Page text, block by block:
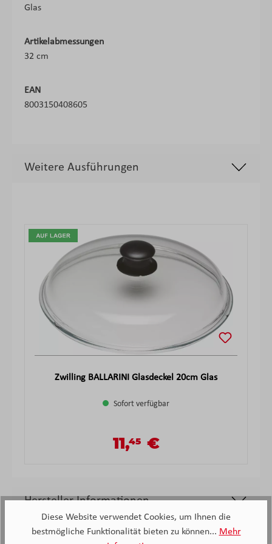
Glas
Artikelabmessungen
32 cm
EAN
8003150408605
Weitere Ausführungen
Zwilling BALLARINI Glasdeckel 20cm Glas
Sofort verfügbar
Regulärer Preis:
Verkaufspreis:
11,45 €
Hersteller Informationen
Diese Website verwendet Cookies, um Ihnen die
bestmögliche Funktionalität bieten zu können... Mehr